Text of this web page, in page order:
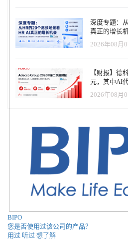
页面，也可用于客户支持。未来，每
理。 举个例子：我们的一位客户——一家大型医疗保健公司——已
经运行员工聊天机器人（Agent）四年
证明行之有效：候选人可以与智能代
受AI虚拟面试——这一切可在深夜进行
话。 虽然高ROI的多功能Agent（Stage 3）尚未全面落地，但各企业
（Crossing the Rubicon）意味着“无法
处在这样的时刻。 尽管外界仍有各种危言耸听的报道——称AI将毁
掉工作与生活——生成式AI其实是一种
工具。它并不完美（我在播客中讨论过
旦你掌握了使用方法，并建立可靠的
怪异故事。如今这些报道早已消失，
这并不意味着AI百分之百安全。如果使
结论、糟糕报告或虚假结果。但我们正
出，对其“概率性特征”也更加适应。 新的挑战也随之出现——AI的
深度专题：
真正的增长
2026年08月
【财报】德
元，其中AI
务进入运营
2026年08月
BIPO
您是否使用过该公司的产品？
用过 听过 想了解